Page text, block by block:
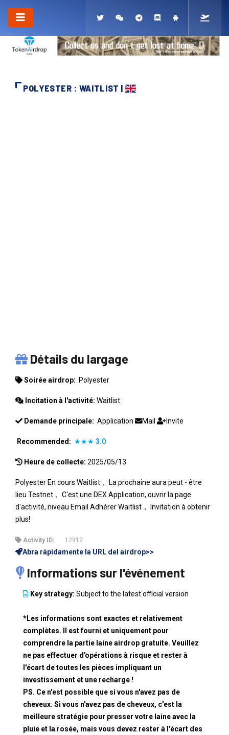
POLYESTER : WAITLIST |
Détails du largage
Soirée airdrop: Polyester
Incitation à l'activité: Waitlist
Demande principale: Application Mail Invite
Recommended: ★★★ 3.0
Heure de collecte: 2025/05/13
Polyester En cours Waitlist， La prochaine aura peut - être
lieu Testnet， C'est une DEX Application, ouvrir la page
d'activité, niveau Email Adhérer Waitlist， Invitation à obtenir
plus!
Activity ID: 12912
Abra rápidamente la URL del airdrop>>
Informations sur l'événement
Key strategy: Subject to the latest official version
*Les informations sont exactes et relativement
complètes. Il est fourni et uniquement pour
comprendre la partie laine airdrop gratuite. Veuillez
ne pas effectuer d'opérations à risque et rester à
l'écart de toutes les pièces impliquant un
investissement et une recharge !
PS. Ce n'est possible que si vous n'avez pas de
cheveux. Si vous n'avez pas de cheveux, c'est la
meilleure stratégie pour presser votre laine avec la
pluie et la rosée, mais vous devez rester à l'écart des